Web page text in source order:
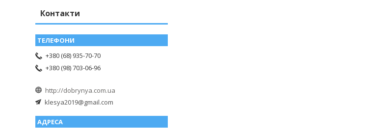
Контакти
+380 (68) 935-70-70
+380 (98) 703-06-96
http://dobrynya.com.ua
klesya2019@gmail.com